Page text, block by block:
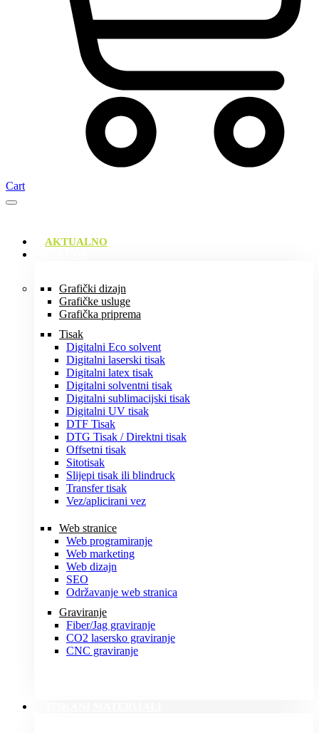
Cart
AKTUALNO
Grafički dizajn
Grafičke usluge
Grafička priprema
Tisak
Digitalni Eco solvent
Digitalni laserski tisak
Digitalni latex tisak
Digitalni solventni tisak
Digitalni sublimacijski tisak
Digitalni UV tisak
DTF Tisak
DTG Tisak / Direktni tisak
Offsetni tisak
Sitotisak
Slijepi tisak ili blindruck
Transfer tisak
Vez/aplicirani vez
Web stranice
Web programiranje
Web marketing
Web dizajn
SEO
Održavanje web stranica
Graviranje
Fiber/Jag graviranje
CO2 lasersko graviranje
CNC graviranje